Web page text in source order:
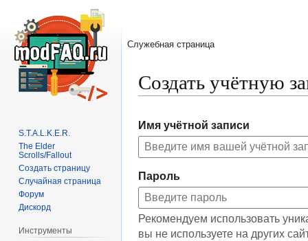
Создать учётную
к
навигации
к
поиску
Имя учётной записи
Пароль
Рекомендуем использовать
вы не используете на других
Служебная страница
S.T.A.L.K.E.R.
The Elder
Scrolls/Fallout
Создать страницу
Случайная страница
Форум
Дискорд
Инструменты